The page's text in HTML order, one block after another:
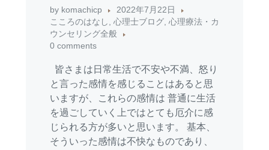
by komachicp
2022年7月22日
こころのはなし, 心理士ブログ, 心理療法・カ
ウンセリング全般
0 comments
皆さまは日常生活で不安や不満、怒り
と言った感情を感じることはあると思
いますが、これらの感情は 普通に生活
を過ごしていく上ではとても厄介に感
じられる方が多いと思います。 基本、
そういった感情は不快なものであり、